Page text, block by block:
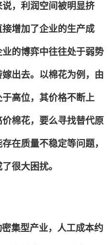
，利润空间被明显挤
增加了企业的生产成
的博弈中往往处于弱势
出去。以棉花为例，由
高位，其价格不断上
棉花，要么寻找替代原
在质量不稳定等问题，
了很大困扰。
集型产业，人工成本约